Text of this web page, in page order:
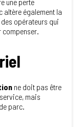
altère également la
opérateurs qui
compenser.
ne doit pas être
mais
parc.